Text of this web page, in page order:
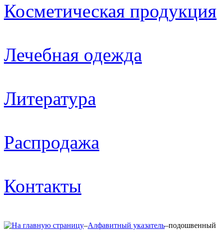
Косметическая продукция
Лечебная одежда
Литература
Распродажа
Контакты
–Алфавитный указатель–подошвенный